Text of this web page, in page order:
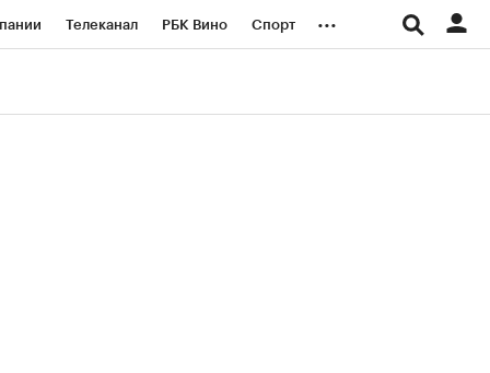
Телеканал РБК Вино Спорт ...